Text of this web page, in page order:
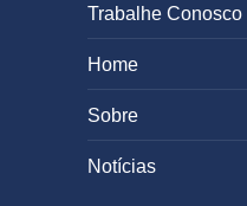
Trabalhe Conosco
Home
Sobre
Notícias